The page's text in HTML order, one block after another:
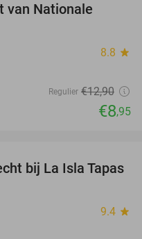
van Nationale
8.8 star
Regulier €12,90
€8,95
26%
bij La Isla Tapas
9.4 star